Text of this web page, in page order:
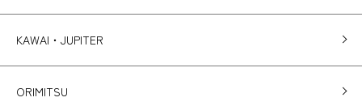
KAWAI・JUPITER
ORIMITSU